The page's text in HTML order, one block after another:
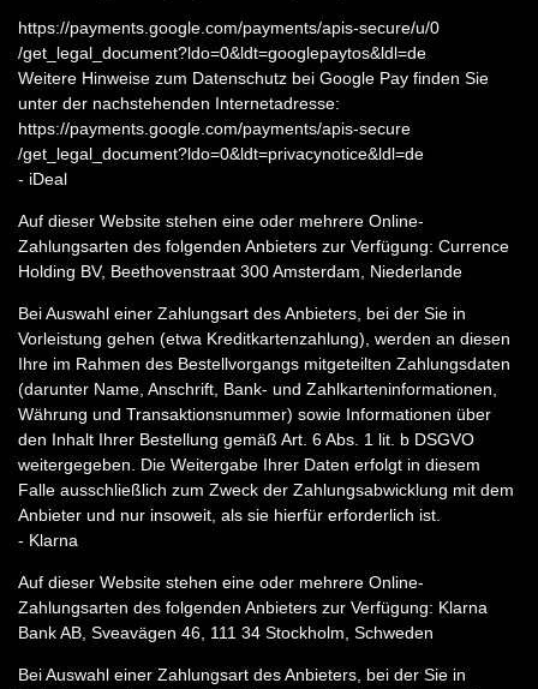
https://payments.google.com/payments/apis-secure/u/0
/get_legal_document?ldo=0&ldt=googlepaytos&ldl=de
Weitere Hinweise zum Datenschutz bei Google Pay finden Sie
unter der nachstehenden Internetadresse:
https://payments.google.com/payments/apis-secure
/get_legal_document?ldo=0&ldt=privacynotice&ldl=de
- iDeal
Auf dieser Website stehen eine oder mehrere Online-
Zahlungsarten des folgenden Anbieters zur Verfügung: Currence
Holding BV, Beethovenstraat 300 Amsterdam, Niederlande
Bei Auswahl einer Zahlungsart des Anbieters, bei der Sie in
Vorleistung gehen (etwa Kreditkartenzahlung), werden an diesen
Ihre im Rahmen des Bestellvorgangs mitgeteilten Zahlungsdaten
(darunter Name, Anschrift, Bank- und Zahlkarteninformationen,
Währung und Transaktionsnummer) sowie Informationen über
den Inhalt Ihrer Bestellung gemäß Art. 6 Abs. 1 lit. b DSGVO
weitergegeben. Die Weitergabe Ihrer Daten erfolgt in diesem
Falle ausschließlich zum Zweck der Zahlungsabwicklung mit dem
Anbieter und nur insoweit, als sie hierfür erforderlich ist.
- Klarna
Auf dieser Website stehen eine oder mehrere Online-
Zahlungsarten des folgenden Anbieters zur Verfügung: Klarna
Bank AB, Sveavägen 46, 111 34 Stockholm, Schweden
Bei Auswahl einer Zahlungsart des Anbieters, bei der Sie in